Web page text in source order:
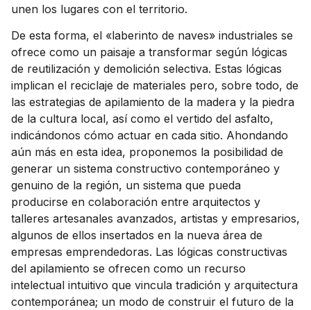
unen los lugares con el territorio.
De esta forma, el «laberinto de naves» industriales se
ofrece como un paisaje a transformar según lógicas
de reutilización y demolición selectiva. Estas lógicas
implican el reciclaje de materiales pero, sobre todo, de
las estrategias de apilamiento de la madera y la piedra
de la cultura local, así como el vertido del asfalto,
indicándonos cómo actuar en cada sitio. Ahondando
aún más en esta idea, proponemos la posibilidad de
generar un sistema constructivo contemporáneo y
genuino de la región, un sistema que pueda
producirse en colaboración entre arquitectos y
talleres artesanales avanzados, artistas y empresarios,
algunos de ellos insertados en la nueva área de
empresas emprendedoras. Las lógicas constructivas
del apilamiento se ofrecen como un recurso
intelectual intuitivo que vincula tradición y arquitectura
contemporánea; un modo de construir el futuro de la